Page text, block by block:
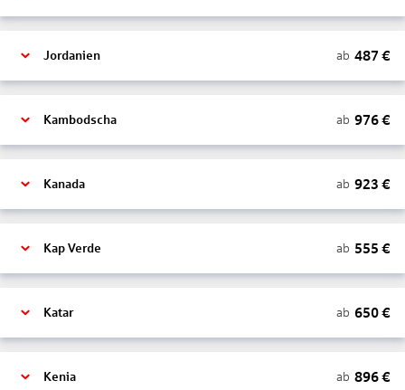
Jordanien ab 487 €
Kambodscha ab 976€
Kanada ab 923 €
Kap Verde ab 555 €
Katar ab 650€
Kenia ab 896€